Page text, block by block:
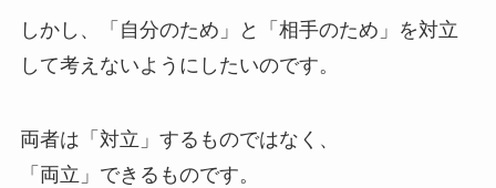
しかし、「自分のため」と「相手のため」を対立
して考えないようにしたいのです。
両者は「対立」するものではなく、
「両立」できるものです。